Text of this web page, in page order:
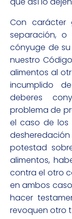
Con carácter
separación,
cónyuge de
nuestro
alimentos al
incumplido
deberes
problema de
el caso de los
potestad
alimentos,
contra el otro
en ambos
hacer
revoquen otro